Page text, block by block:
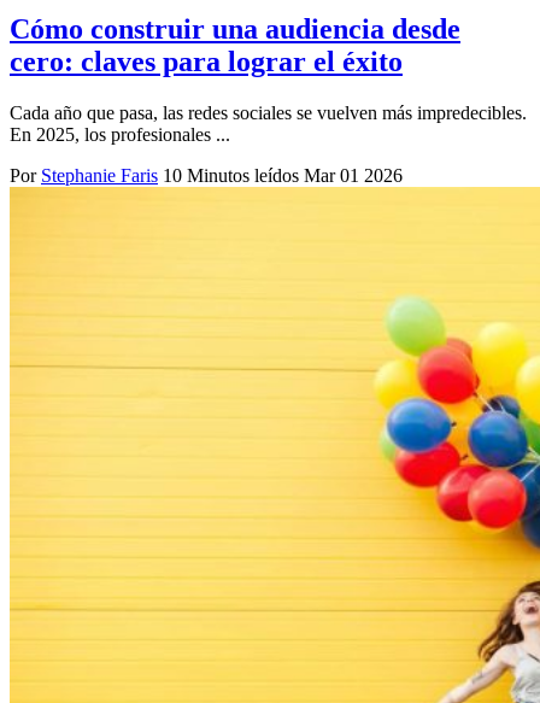
Cómo construir una audiencia desde
cero: claves para lograr el éxito
Cada año que pasa, las redes sociales se vuelven más impredecibles.
En 2025, los profesionales ...
Por Stephanie Faris 10 Minutos leídos Mar 01 2026